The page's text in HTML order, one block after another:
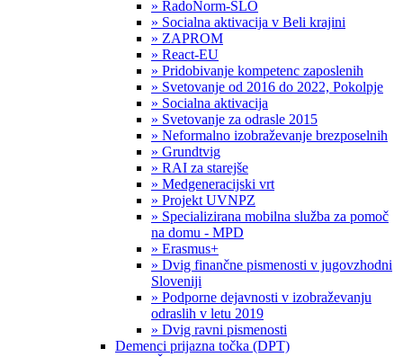
» RadoNorm-SLO
» Socialna aktivacija v Beli krajini
» ZAPROM
» React-EU
» Pridobivanje kompetenc zaposlenih
» Svetovanje od 2016 do 2022, Pokolpje
» Socialna aktivacija
» Svetovanje za odrasle 2015
» Neformalno izobraževanje brezposelnih
» Grundtvig
» RAI za starejše
» Medgeneracijski vrt
» Projekt UVNPZ
» Specializirana mobilna služba za pomoč
na domu - MPD
» Erasmus+
» Dvig finančne pismenosti v jugovzhodni
Sloveniji
» Podporne dejavnosti v izobraževanju
odraslih v letu 2019
» Dvig ravni pismenosti
Demenci prijazna točka (DPT)